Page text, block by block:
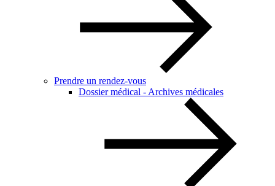
Prendre un rendez-vous
Dossier médical - Archives médicales